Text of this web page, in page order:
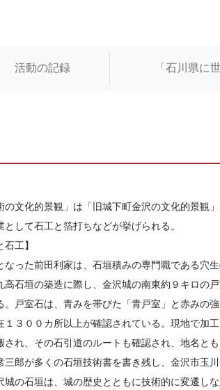
活動の記録 「石川県に
文化的景観」は「旧城下町金沢の文化的景観
として石工と箔打ちなどが挙げられる。
工】
った前田利家は、石垣積みの専門職である穴
高石垣の築造に際し、金沢城の南東約９キロの
。戸室石は、青みを帯びた「青戸室」と赤みの
１３００カ所以上が確認されている。現地で加
され、その石引道のルートも確認され、地名と
三郎が多くの石垣技術書を書き残し、金沢市玉
城の石垣は、城の歴史とともに技術的に変遷し